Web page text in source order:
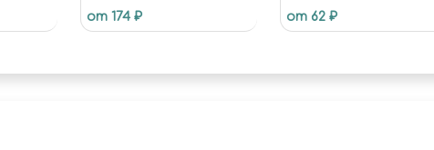
от 174 ₽ от 62 ₽